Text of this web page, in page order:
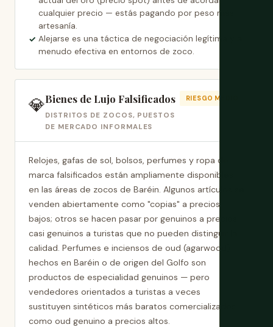
cualquier precio — estás pagando por peso más
artesanía.
Alejarse es una táctica de negociación legítima y a
menudo efectiva en entornos de zoco.
💎Bienes de Lujo Falsificados
DISTRITOS DE ZOCOS, PUESTOS
DE MERCADO INFORMALES
RIESGO MEDIO
Relojes, gafas de sol, bolsos, perfumes y ropa de
marca falsificados están ampliamente disponibles
en las áreas de zocos de Baréin. Algunos artículos se
venden abiertamente como "copias" a precios
bajos; otros se hacen pasar por genuinos a precios
casi genuinos a turistas que no pueden distinguir la
calidad. Perfumes e inciensos de oud (agarwood)
hechos en Baréin o de origen del Golfo son
productos de especialidad genuinos — pero
vendedores orientados a turistas a veces
sustituyen sintéticos más baratos comercializados
como oud genuino a precios altos.